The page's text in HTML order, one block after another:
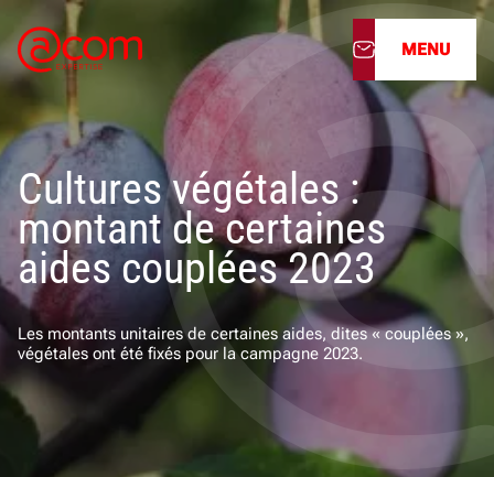
Nos services
Nos cabinets
Nos filiales
Actualités
Nous rejoindre
MENU
Cultures végétales :
montant de certaines
aides couplées 2023
Les montants unitaires de certaines aides, dites « couplées »,
végétales ont été fixés pour la campagne 2023.